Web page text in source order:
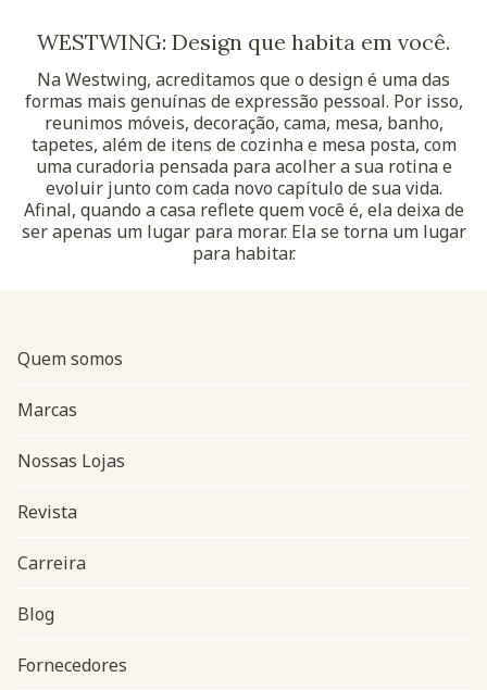
WESTWING: Design que habita em você.
Na Westwing, acreditamos que o design é uma das
formas mais genuínas de expressão pessoal. Por isso,
reunimos móveis, decoração, cama, mesa, banho,
tapetes, além de itens de cozinha e mesa posta, com
uma curadoria pensada para acolher a sua rotina e
evoluir junto com cada novo capítulo de sua vida.
Afinal, quando a casa reflete quem você é, ela deixa de
ser apenas um lugar para morar. Ela se torna um lugar
para habitar.
Navegação do rodapé
Quem somos
Marcas
Nossas Lojas
Revista
Carreira
Blog
Fornecedores